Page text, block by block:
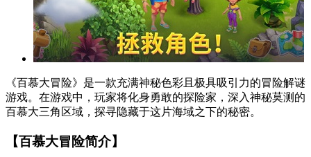
《百慕大冒险》是一款充满神秘色彩且极具吸引力的冒险解谜
游戏。在游戏中，玩家将化身勇敢的探险家，深入神秘莫测的
百慕大三角区域，探寻隐藏于这片海域之下的秘密。
【百慕大冒险简介】